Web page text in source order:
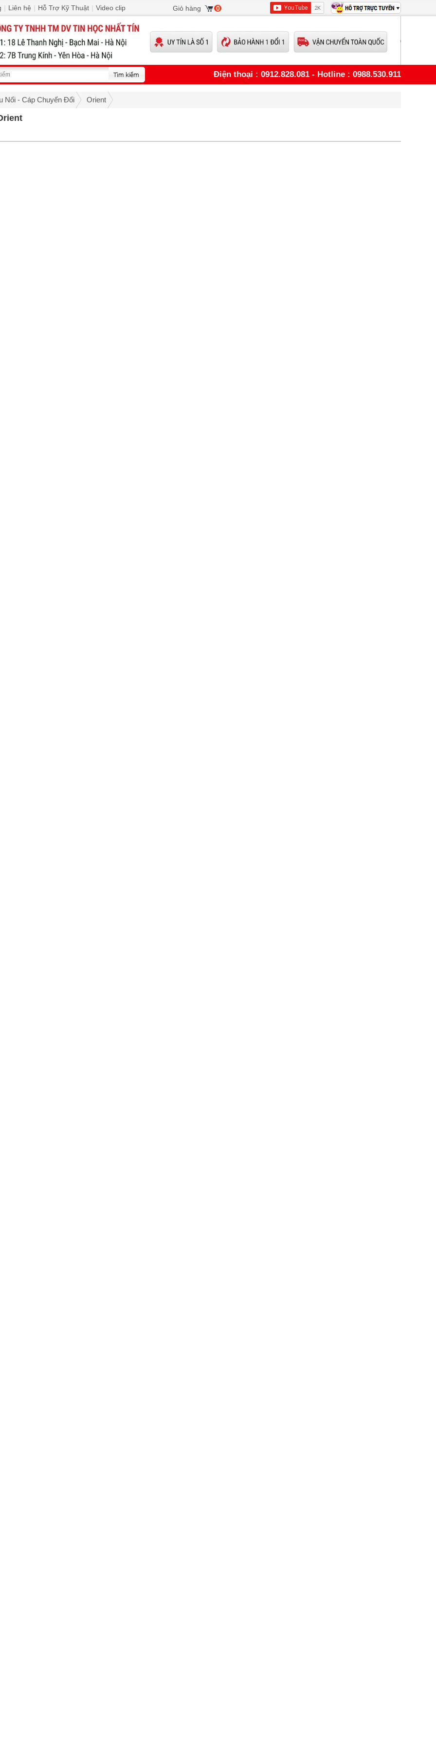
Điện thoại : 0912.828.081 - Hotline : 0988.530.911
Nối - Cáp Chuyển Đổi Orient
0
Giỏ hàng
Liên hệ Hỗ Trợ Kỹ Thuật Video clip